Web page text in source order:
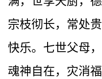
宗枝彻长，常处
快乐。七世父母
魂神自在，灾消